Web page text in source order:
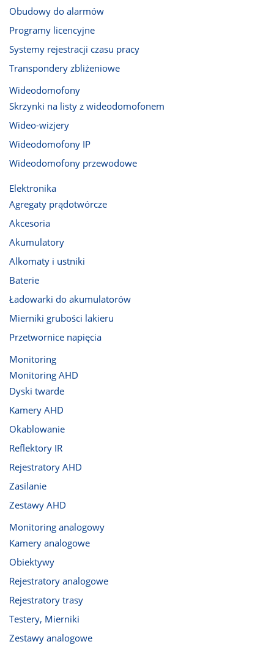
Obudowy do alarmów
Programy licencyjne
Systemy rejestracji czasu pracy
Transpondery zbliżeniowe
Wideodomofony
Skrzynki na listy z wideodomofonem
Wideo-wizjery
Wideodomofony IP
Wideodomofony przewodowe
Elektronika
Agregaty prądotwórcze
Akcesoria
Akumulatory
Alkomaty i ustniki
Baterie
Ładowarki do akumulatorów
Mierniki grubości lakieru
Przetwornice napięcia
Monitoring
Monitoring AHD
Dyski twarde
Kamery AHD
Okablowanie
Reflektory IR
Rejestratory AHD
Zasilanie
Zestawy AHD
Monitoring analogowy
Kamery analogowe
Obiektywy
Rejestratory analogowe
Rejestratory trasy
Testery, Mierniki
Zestawy analogowe